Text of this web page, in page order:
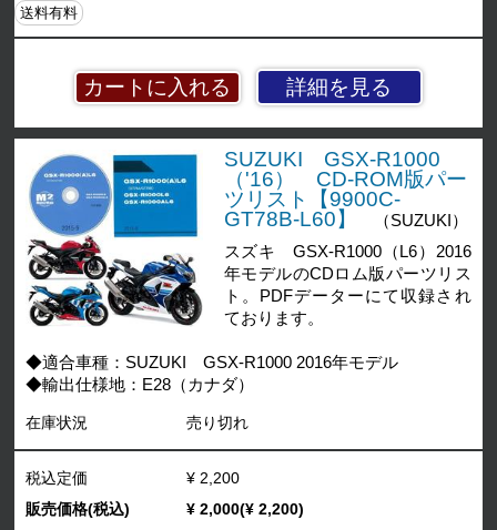
詳細を見る
送料有料
SUZUKI GSX-R1000
（'16） CD-ROM版パー
ツリスト【9900C-
GT78B-L60】
（SUZUKI）
スズキ GSX-R1000（L6）2016
年モデルのCDロム版パーツリス
ト。PDFデーターにて収録され
ております。
◆適合車種：SUZUKI GSX-R1000 2016年モデル
◆輸出仕様地：E28（カナダ）
在庫状況 売り切れ
税込定価
¥ 2,200
販売価格(税込)
¥ 2,000(¥ 2,200)